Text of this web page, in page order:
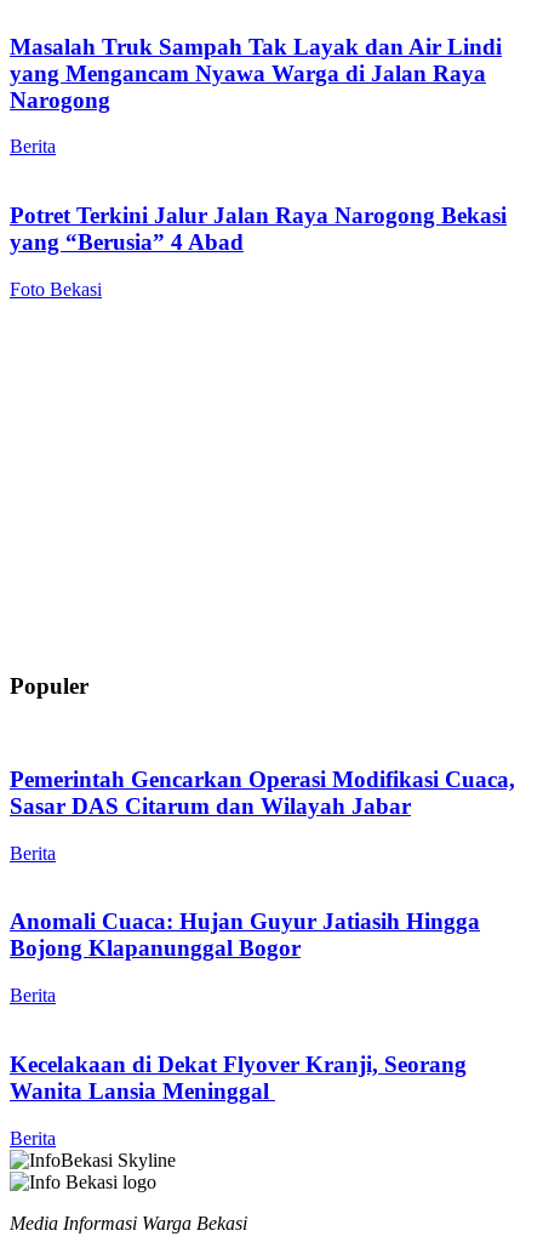
Masalah Truk Sampah Tak Layak dan Air Lindi
yang Mengancam Nyawa Warga di Jalan Raya
Narogong
Berita
Potret Terkini Jalur Jalan Raya Narogong Bekasi
yang “Berusia” 4 Abad
Foto Bekasi
Populer
Pemerintah Gencarkan Operasi Modifikasi Cuaca,
Sasar DAS Citarum dan Wilayah Jabar
Berita
Anomali Cuaca: Hujan Guyur Jatiasih Hingga
Bojong Klapanunggal Bogor
Berita
Kecelakaan di Dekat Flyover Kranji, Seorang
Wanita Lansia Meninggal
Berita
Media Informasi Warga Bekasi